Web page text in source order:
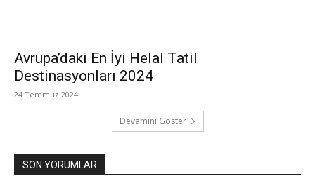
Avrupa’daki En İyi Helal Tatil
Destinasyonları 2024
24 Temmuz 2024
Devamını Göster
SON YORUMLAR